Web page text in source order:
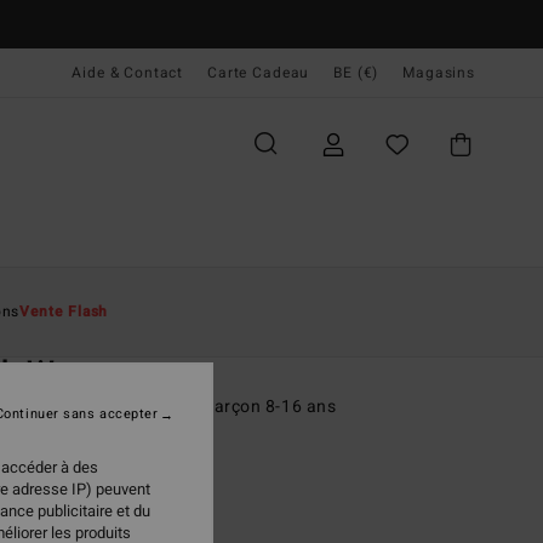
Aide & Contact Carte Cadeau BE (€) Magasins
Vente Flash
Wave
à manches courtes Noir Garçon 8-16 ans
€
à des
adresse IP) peuvent
publicitaire et du
les produits
sans accepter